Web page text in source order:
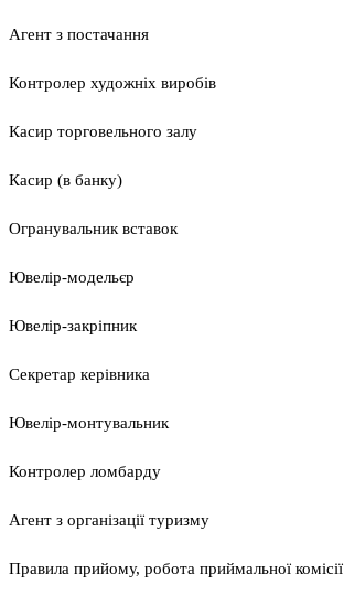
Агент з постачання
Контролер художніх виробів
Касир торговельного залу
Касир (в банку)
Огранувальник вставок
Ювелір-модельєр
Ювелір-закріпник
Секретар керівника
Ювелір-монтувальник
Контролер ломбарду
Агент з організації туризму
Правила прийому, робота приймальної комісії